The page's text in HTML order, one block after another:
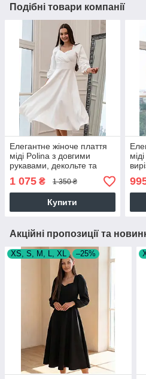
Подібні товари компанії
Елегантне жіноче плаття
міді Polina з довгими
рукавами, декольте та
розкльошеною спідницею,
айворі
1 075 ₴ 1 350 ₴
Купити
Акційні пропозиції та
XS, S, M, L, XL –25%